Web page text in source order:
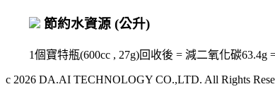
節約水資源 (公升)
1個寶特瓶(600cc , 27g)回收後 = 減二氧化碳63.4g
c 2026 DA.AI TECHNOLOGY CO.,LTD. All Rights